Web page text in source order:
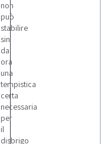
non
può
stabilire
sin
da
ora
una
tempistica
certa
necessaria
per
il
disbrigo